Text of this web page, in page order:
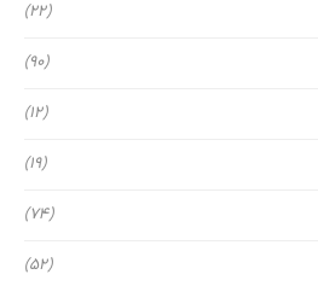
(22)
(90)
(12)
(19)
(74)
(52)